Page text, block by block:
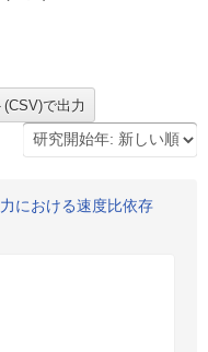
における速度比依存